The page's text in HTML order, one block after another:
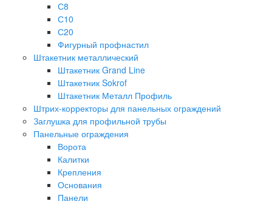
С8
С10
С20
Фигурный профнастил
Штакетник металлический
Штакетник Grand Line
Штакетник Sokrof
Штакетник Металл Профиль
Штрих-корректоры для панельных ограждений
Заглушка для профильной трубы
Панельные ограждения
Ворота
Калитки
Крепления
Основания
Панели